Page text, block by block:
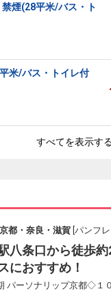
煙(28平米/バス・ト
米/バス・トイレ付
すべてを表示す
都・奈良・滋賀 [パンフ
駅八条口から徒歩
におすすめ！
パーソナリップ京都◇１